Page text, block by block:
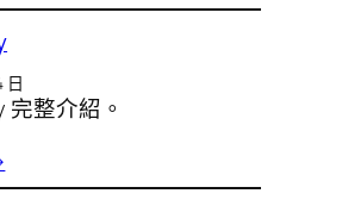
日
完整介紹。